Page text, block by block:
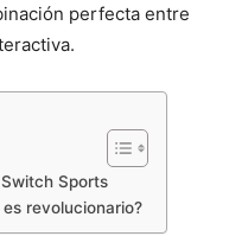
perfecta entre
Sports
revolucionario?